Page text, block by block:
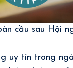
cầu sau Hội
uy tín trong